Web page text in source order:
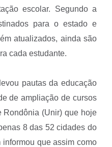
escolar. Segundo a
para o estado e
atualizados, ainda são
cada estudante.
pautas da educação
de ampliação de cursos
Rondônia (Unir) que hoje
8 das 52 cidades do
informou que assim como